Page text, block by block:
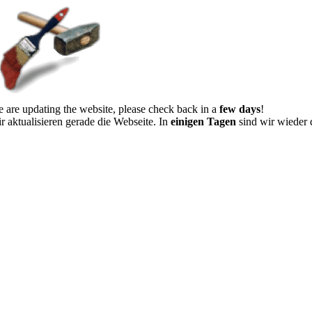
are updating the website, please check back in a few days!
aktualisieren gerade die Webseite. In einigen Tagen sind wir wieder